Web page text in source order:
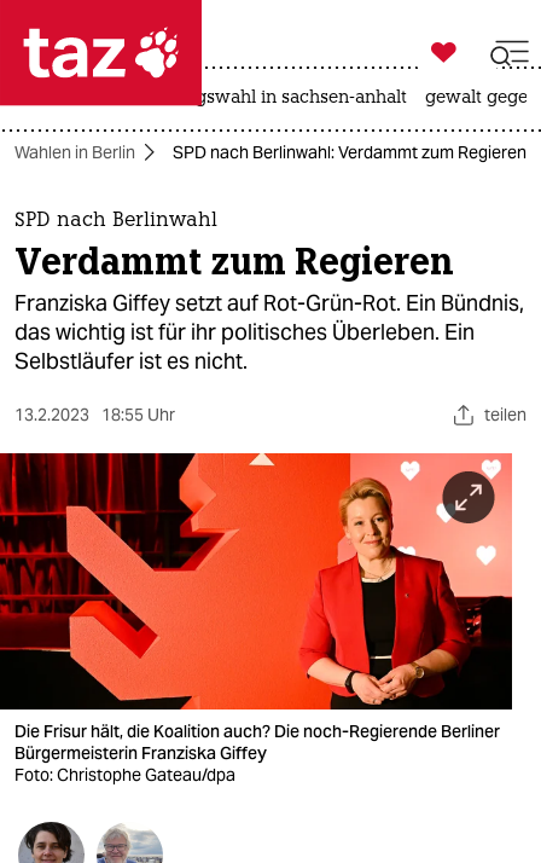
 taz zahl ich
taz zahl ich
themen
politik
öko
sport
berlin
nord
wahrheit
verlag
verlag
shop

taz zahl ich
landtagswahl in sachsen-anhalt gewalt
Wahlen in Berlin SPD nach Berlinwahl: Verdammt zum Regieren
SPD nach Berlinwahl
Verdammt zum Regieren
Franziska Giffey setzt auf Rot-Grün-Rot. Ein Bündnis,
das wichtig ist für ihr politisches Überleben. Ein
Selbstläufer ist es nicht.
13.2.2023 18:55 Uhr teilen
Die Frisur hält, die Koalition auch? Die noch-Regierende Berliner
Bürgermeisterin Franziska Giffey
Foto: Christophe Gateau/dpa